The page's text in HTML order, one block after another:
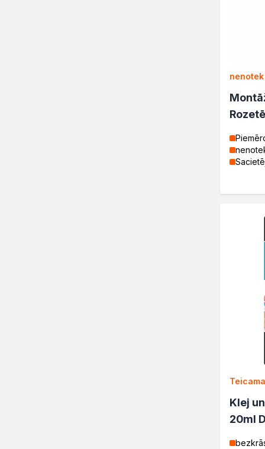
Biopaliwa do biokominków
O firmie Dragon Poland
nenotek
Klej
20ml